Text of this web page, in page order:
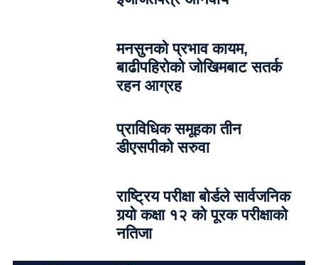
मनसुनको प्रभाव कायम,
बाढीपहिरोको जोखिमबाट सतर्क
रहन आग्रह
प्राविधिक समूहका तीन
डीएसपीको सरुवा
राष्ट्रिय परीक्षा बोर्डले सार्वजनिक
गर्‍यो कक्षा १२ को पूरक परीक्षाको
नतिजा